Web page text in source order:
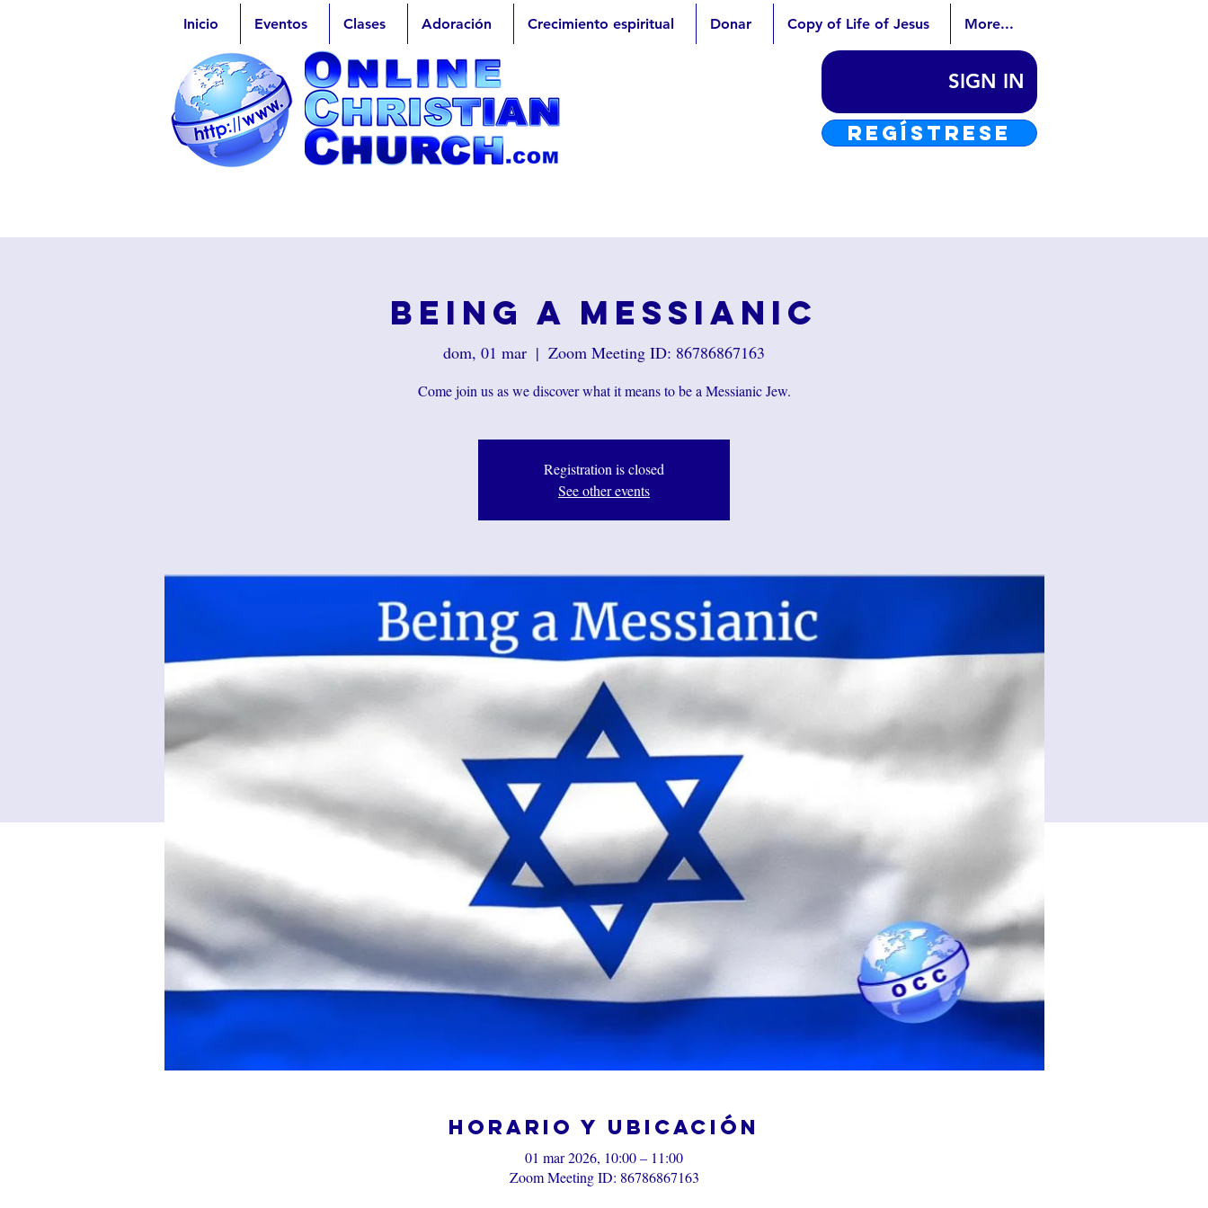
Inicio Eventos Clases Adoración Crecimiento espiritual Donar Copy of Life of Jesus More...
Being a Messianic
dom, 01 mar
  |
Zoom Meeting ID: 86786867163
Come join us as we discover what it means to be a Messianic Jew.
Registration is closed
See other events
Horario y ubicación
01 mar 2026, 10:00 – 11:00
Zoom Meeting ID: 86786867163
SIGN IN
REGÍSTRESE